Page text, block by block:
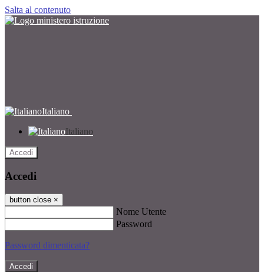
Salta al contenuto
Italiano
Italiano
Accedi
Accedi
button close ×
Nome Utente
Password
Password dimenticata?